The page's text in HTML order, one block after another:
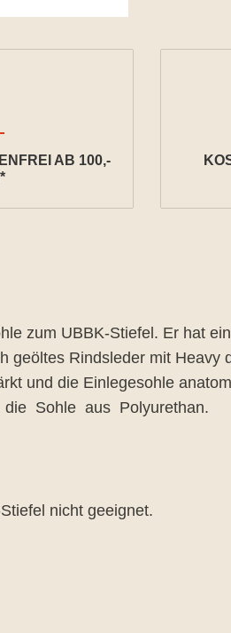
AB 100,-
zum UBBK-Stiefel. Er hat
geöltes Rindsleder mit
und die Einlegesohle
die Sohle aus Polyurethan.
nicht geeignet.